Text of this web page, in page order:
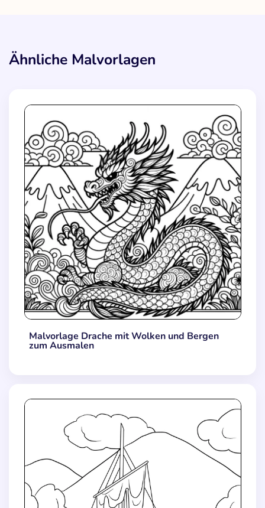
Ähnliche Malvorlagen
Malvorlage Drache mit Wolken und Bergen
zum Ausmalen